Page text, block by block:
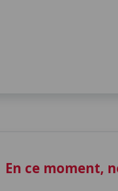
En ce moment,